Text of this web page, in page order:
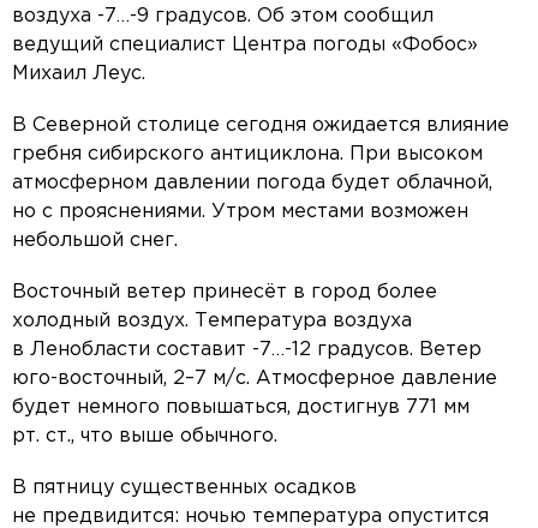
воздуха -7…-9 градусов. Об этом сообщил
ведущий специалист Центра погоды «Фобос»
Михаил Леус.
В Северной столице сегодня ожидается влияние
гребня сибирского антициклона. При высоком
атмосферном давлении погода будет облачной,
но с прояснениями. Утром местами возможен
небольшой снег.
Восточный ветер принесёт в город более
холодный воздух. Температура воздуха
в Ленобласти составит -7…-12 градусов. Ветер
юго-восточный, 2–7 м/с. Атмосферное давление
будет немного повышаться, достигнув 771 мм
рт. ст., что выше обычного.
В пятницу существенных осадков
не предвидится: ночью температура опустится